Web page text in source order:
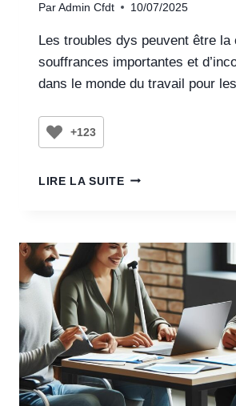
Par Admin Cfdt 10/07/2025
Les troubles dys peuvent être la
souffrances importantes et
dans le monde du travail pour
+123
LIRE LA SUITE